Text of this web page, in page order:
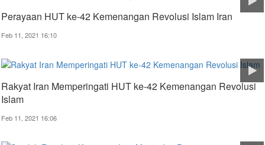
Perayaan HUT ke-42 Kemenangan Revolusi Islam Iran
Feb 11, 2021 16:10
Rakyat Iran Memperingati HUT ke-42 Kemenangan Revolusi
Islam
Feb 11, 2021 16:06